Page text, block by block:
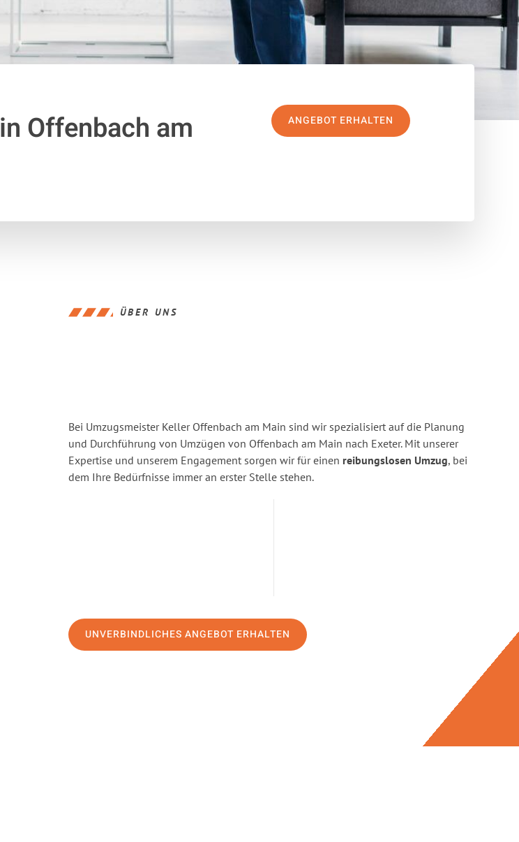
in Offenbach am ANGEBOT ERHALTEN
ÜBER UNS
Bei Umzugsmeister Keller Offenbach am Main sind wir spezialisiert auf die Planung
und Durchführung von Umzügen von Offenbach am Main nach Exeter. Mit unserer
Expertise und unserem Engagement sorgen wir für einen reibungslosen Umzug, bei
dem Ihre Bedürfnisse immer an erster Stelle stehen.
UNVERBINDLICHES ANGEBOT ERHALTEN